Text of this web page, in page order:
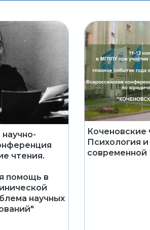
чтения.
помощь в
научных
Коченовские
Психология и
современной